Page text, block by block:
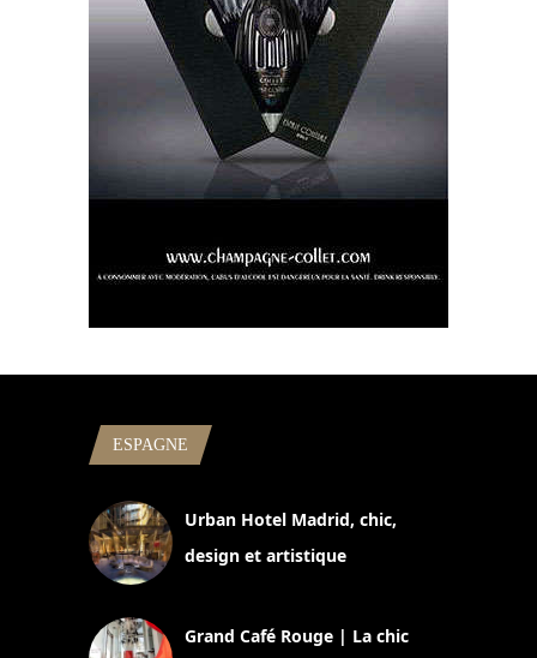
ESPAGNE
Urban Hotel Madrid, chic,
design et artistique
Grand Café Rouge | La chic